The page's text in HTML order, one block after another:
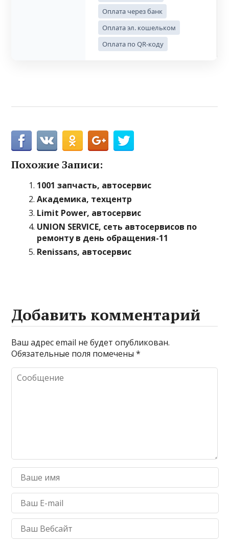
Оплата через банк
Оплата эл. кошельком
Оплата по QR-коду
Похожие Записи:
1001 запчасть, автосервис
Академика, техцентр
Limit Power, автосервис
UNION SERVICE, сеть автосервисов по
ремонту в день обращения-11
Renissans, автосервис
Добавить комментарий
Ваш адрес email не будет опубликован.
Обязательные поля помечены*